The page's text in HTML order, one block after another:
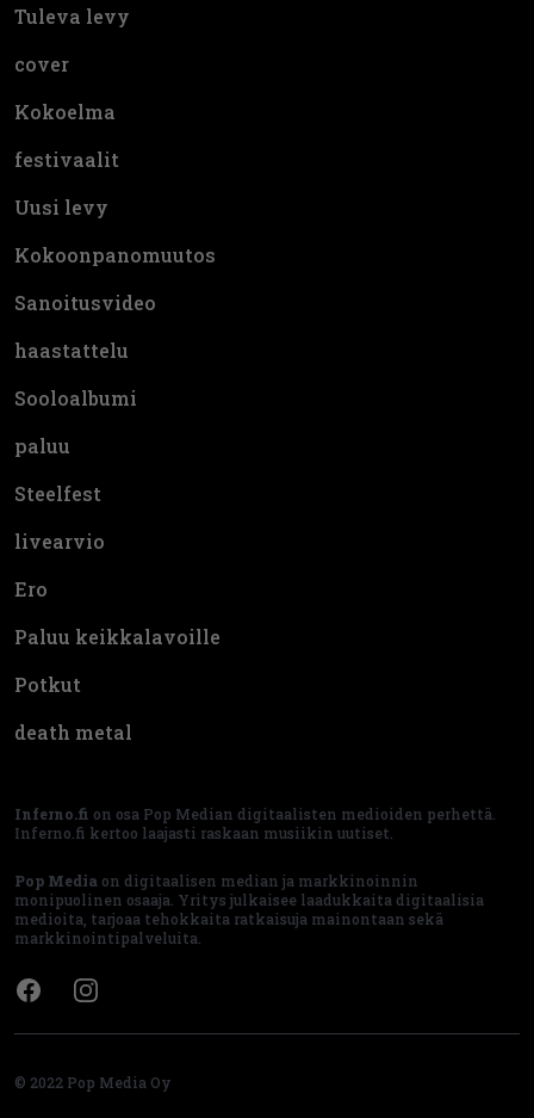
Tuleva levy
cover
Kokoelma
festivaalit
Uusi levy
Kokoonpanomuutos
Sanoitusvideo
haastattelu
Sooloalbumi
paluu
Steelfest
livearvio
Ero
Paluu keikkalavoille
Potkut
death metal
Inferno.fi on osa Pop Median digitaalisten medioiden perhettä.
Inferno.fi kertoo laajasti raskaan musiikin uutiset.
Pop Media on digitaalisen median ja markkinoinnin
monipuolinen osaaja. Yritys julkaisee laadukkaita digitaalisia
medioita, tarjoaa tehokkaita ratkaisuja mainontaan sekä
markkinointipalveluita.
FacebookInstagram
© 2022 Pop Media Oy